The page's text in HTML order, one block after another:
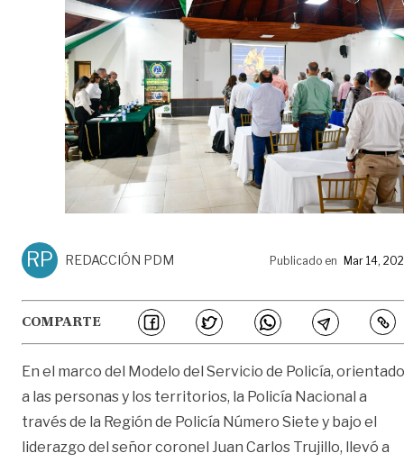
RP REDACCIÓN PDM Publicado en Mar 14,
COMPARTE
En el marco del Modelo del Servicio de Policía, orientado
a las personas y los territorios, la Policía Nacional a
través de la Región de Policía Número Siete y bajo el
liderazgo del señor coronel Juan Carlos Trujillo, llevó a